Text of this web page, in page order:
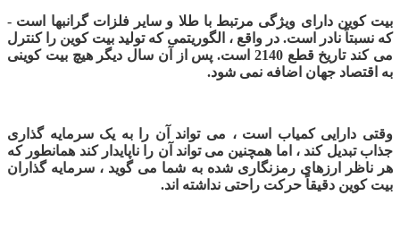
بیت کوین دارای ویژگی مرتبط با طلا و سایر فلزات گرانبها است -
که نسبتاً نادر است. در واقع ، الگوریتمی که تولید بیت کوین را کنترل
می کند تاریخ قطع 2140 است. پس از آن سال دیگر هیچ بیت کوینی
به اقتصاد جهان اضافه نمی شود.
وقتی دارایی کمیاب است ، می تواند آن را به یک سرمایه گذاری
جذاب تبدیل کند ، اما همچنین می تواند آن را ناپایدار کند همانطور که
هر ناظر ارزهای رمزنگاری شده به شما می گوید ، سرمایه گذاران
بیت کوین دقیقاً حرکت راحتی نداشته اند.